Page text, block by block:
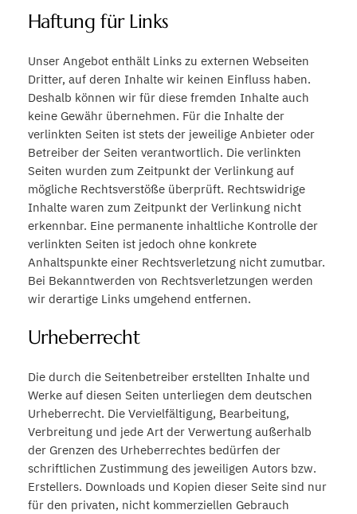
Haftung für Links
Unser Angebot enthält Links zu externen Webseiten
Dritter, auf deren Inhalte wir keinen Einfluss haben.
Deshalb können wir für diese fremden Inhalte auch
keine Gewähr übernehmen. Für die Inhalte der
verlinkten Seiten ist stets der jeweilige Anbieter oder
Betreiber der Seiten verantwortlich. Die verlinkten
Seiten wurden zum Zeitpunkt der Verlinkung auf
mögliche Rechtsverstöße überprüft. Rechtswidrige
Inhalte waren zum Zeitpunkt der Verlinkung nicht
erkennbar. Eine permanente inhaltliche Kontrolle der
verlinkten Seiten ist jedoch ohne konkrete
Anhaltspunkte einer Rechtsverletzung nicht zumutbar.
Bei Bekanntwerden von Rechtsverletzungen werden
wir derartige Links umgehend entfernen.
Urheberrecht
Die durch die Seitenbetreiber erstellten Inhalte und
Werke auf diesen Seiten unterliegen dem deutschen
Urheberrecht. Die Vervielfältigung, Bearbeitung,
Verbreitung und jede Art der Verwertung außerhalb
der Grenzen des Urheberrechtes bedürfen der
schriftlichen Zustimmung des jeweiligen Autors bzw.
Erstellers. Downloads und Kopien dieser Seite sind nur
für den privaten, nicht kommerziellen Gebrauch